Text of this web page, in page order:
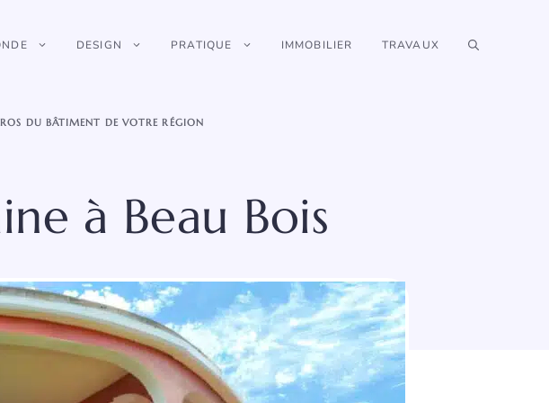
DESIGN PRATIQUE IMMOBILIER TRAVAUX
DU BÂTIMENT DE VOTRE RÉGION
à Beau Bois